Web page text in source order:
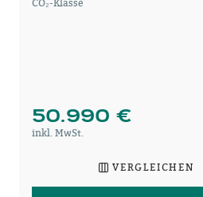
CO₂-Klasse
50.990 €
inkl. MwSt.
VERGLEICHEN